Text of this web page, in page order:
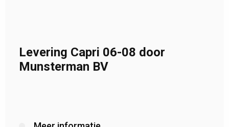
Levering Capri 06-08 door
Munsterman BV